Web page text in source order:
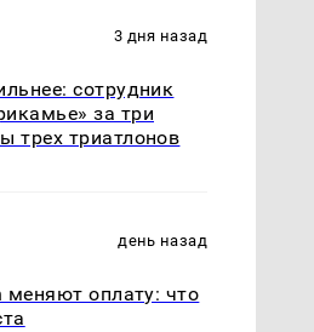
3 дня назад
сотрудник
за три
трех триатлонов
день назад
меняют оплату: что